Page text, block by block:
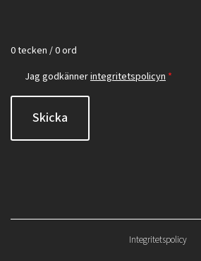
0 tecken / 0 ord
Jag godkännerintegritetspolicyn *
Skicka
Integritetspolicy